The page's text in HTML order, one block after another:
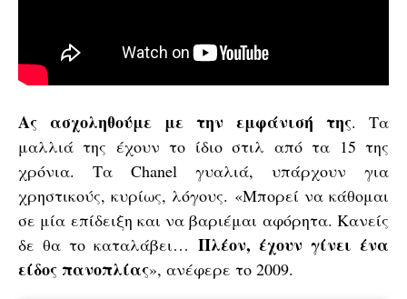
Ας ασχοληθούμε με την εμφάνισή της. Τα
μαλλιά της έχουν το ίδιο στιλ από τα 15 της
χρόνια. Τα Chanel γυαλιά, υπάρχουν για
χρηστικούς, κυρίως, λόγους. «Μπορεί να κάθομαι
σε μία επίδειξη και να βαριέμαι αφόρητα. Κανείς
δε θα το καταλάβει… Πλέον, έχουν γίνει ένα
είδος πανοπλίας», ανέφερε το 2009.